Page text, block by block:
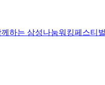
하는 삼성나눔워킹페스티